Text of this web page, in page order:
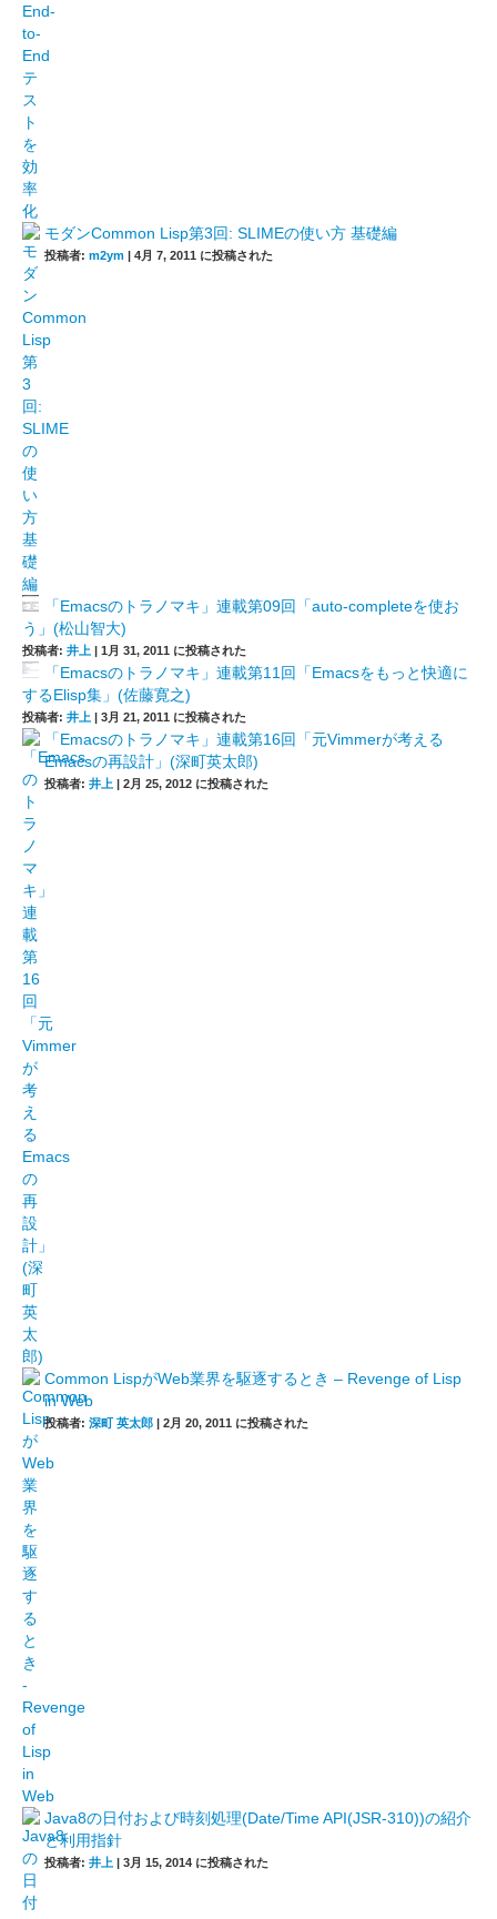
モダンCommon Lisp第3回: SLIMEの使い方 基礎編
投稿者: m2ym | 4月 7, 2011 に投稿された
「Emacsのトラノマキ」連載第09回「auto-completeを使お
う」(松山智大)
投稿者: 井上 | 1月 31, 2011 に投稿された
「Emacsのトラノマキ」連載第11回「Emacsをもっと快適に
するElisp集」(佐藤寛之)
投稿者: 井上 | 3月 21, 2011 に投稿された
「Emacsのトラノマキ」連載第16回「元Vimmerが考える
Emacsの再設計」(深町英太郎)
投稿者: 井上 | 2月 25, 2012 に投稿された
Common LispがWeb業界を駆逐するとき – Revenge of Lisp
in Web
投稿者: 深町 英太郎 | 2月 20, 2011 に投稿された
Java8の日付および時刻処理(Date/Time API(JSR-310))の紹介
と利用指針
投稿者: 井上 | 3月 15, 2014 に投稿された